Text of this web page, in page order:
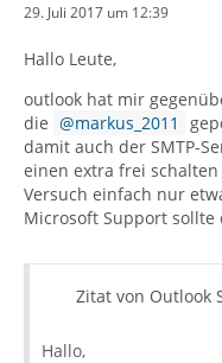
29. Juli 2017 um 12:39
Hallo Leute,
outlook hat mir
die
markus_2011
damit auch der SMTP-
einen extra frei
Versuch einfach nur
Microsoft Support
Zitat von Outlook
Hallo,